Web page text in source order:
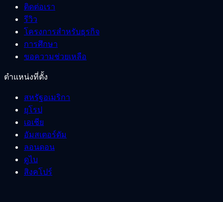
ติดต่อเรา
รีวิว
โครงการสำหรับธุรกิจ
การศึกษา
ขอความช่วยเหลือ
ตำแหน่งที่ตั้ง
สหรัฐอเมริกา
ยุโรป
เอเชีย
อัมสเตอร์ดัม
ลอนดอน
ดูไบ
สิงคโปร์